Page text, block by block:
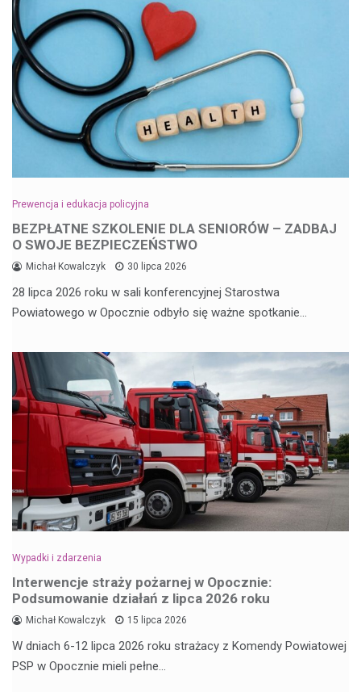
Prewencja i edukacja policyjna
BEZPŁATNE SZKOLENIE DLA SENIORÓW – ZADBAJ
O SWOJE BEZPIECZEŃSTWO
Michał Kowalczyk 30 lipca 2026
28 lipca 2026 roku w sali konferencyjnej Starostwa
Powiatowego w Opocznie odbyło się ważne spotkanie…
Wypadki i zdarzenia
Interwencje straży pożarnej w Opocznie:
Podsumowanie działań z lipca 2026 roku
Michał Kowalczyk 15 lipca 2026
W dniach 6-12 lipca 2026 roku strażacy z Komendy Powiatowej
PSP w Opocznie mieli pełne…